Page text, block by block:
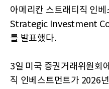
아메리칸 스트래티직 인
Strategic Investment
를 발표했다.
3일 미국 증권거래위원회
직 인베스트먼트가 2026